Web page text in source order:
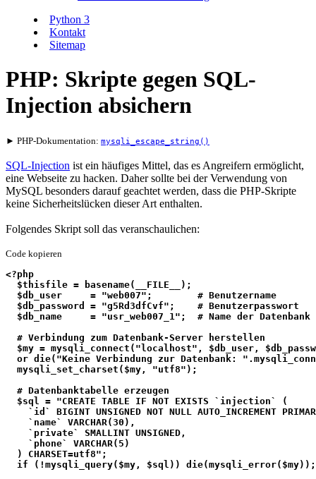
Python 3
Kontakt
Sitemap
PHP: Skripte gegen SQL-
Injection absichern
► PHP-Dokumentation: mysqli_escape_string()
SQL-Injection ist ein häufiges Mittel, das es Angreifern ermöglicht,
eine Webseite zu hacken. Daher sollte bei der Verwendung von
MySQL besonders darauf geachtet werden, dass die PHP-Skripte
keine Sicherheitslücken dieser Art enthalten.
Folgendes Skript soll das veranschaulichen:
Code kopieren
<?php
  $thisfile = basename(__FILE__);
  $db_user     = "web007";        # Benutzername
  $db_password = "g5Rd3dfCvf";    # Benutzerpasswort
  $db_name     = "usr_web007_1";  # Name der Datenbank
  # Verbindung zum Datenbank-Server herstellen
$my = mysqli_connect("localhost", $db_user,
or die("Keine Verbindung zur Datenbank:
  mysqli_set_charset($my, "utf8");
  # Datenbanktabelle erzeugen
  $sql = "CREATE TABLE IF NOT EXISTS `injection` (
`id` BIGINT UNSIGNED NOT NULL AUTO_INCREMENT
    `name` VARCHAR(30),
    `private` SMALLINT UNSIGNED,
    `phone` VARCHAR(5)
  ) CHARSET=utf8";
  if (!mysqli_query($my, $sql)) die(mysqli_error($my));